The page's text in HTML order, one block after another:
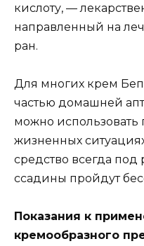
кислоту, —
направленный на
ран.
Для многих крем
частью домашней
можно использовать
жизненных
средство всегда под
ссадины пройдут
Показания к
кремообразного